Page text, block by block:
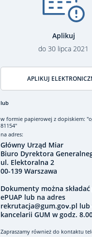
Aplikuj
do 30 lipca 2021
APLIKUJ
lub
w formie papierowej z dopiskiem:
81154"
na adres:
Główny Urząd Miar
Biuro Dyrektora
ul. Elektoralna 2
00-139 Warszawa
Dokumenty można składać
ePUAP lub na adres
rekrutacja@gum.gov.pl lub
kancelarii GUM w godz.
Zapraszamy również do kontaktu